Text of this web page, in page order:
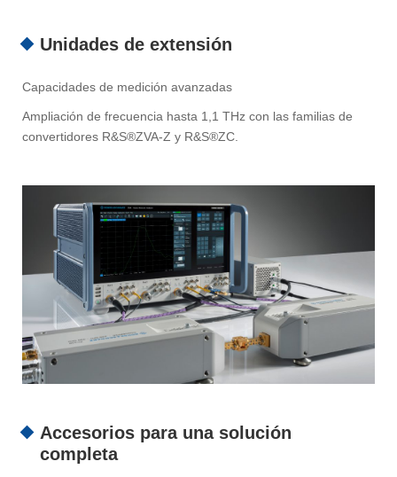
Unidades de extensión
Capacidades de medición avanzadas
Ampliación de frecuencia hasta 1,1 THz con las familias de
convertidores R&S®ZVA-Z y R&S®ZC.
Accesorios para una solución
completa